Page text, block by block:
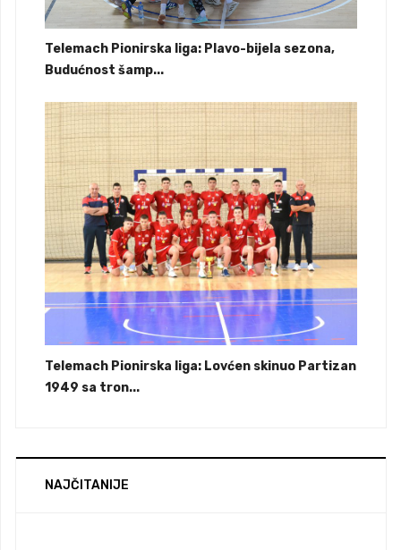
Telemach Pionirska liga: Plavo-bijela sezona,
Budućnost šamp...
Telemach Pionirska liga: Lovćen skinuo Partizan
1949 sa tron...
NAJČITANIJE